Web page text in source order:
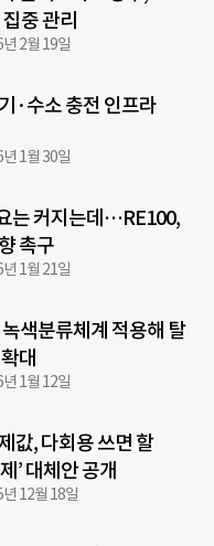
중 관리
2월 19일
·수소 충전 인프라
1월 30일
는 커지는데…RE100,
촉구
1월 21일
색분류체계 적용해 탈
대
1월 12일
값, 다회용 쓰면 할
’ 대체안 공개
12월 18일